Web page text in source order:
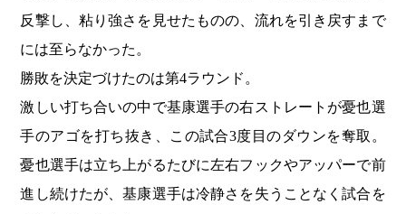
反撃し、粘り強さを見せたものの、流れを引き戻すまで
には至らなかった。
勝敗を決定づけたのは第4ラウンド。
激しい打ち合いの中で基康選手の右ストレートが憂也選
手のアゴを打ち抜き、この試合3度目のダウンを奪取。
憂也選手は立ち上がるたびに左右フックやアッパーで前
進し続けたが、基康選手は冷静さを失うことなく試合を